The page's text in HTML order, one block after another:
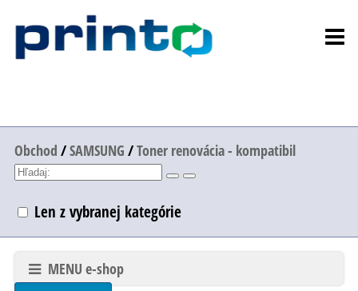
Obchod /SAMSUNG /Toner renovácia - kompatibil
Len z vybranej kategórie
MENU e-shop